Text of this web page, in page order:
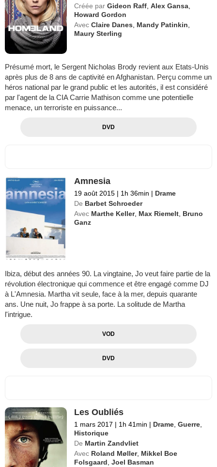
Créée par Gideon Raff ,Alex Gansa
Howard Gordon
Avec Claire Danes Mandy Patinkin
Maury Sterling
Présumé mort, le Sergent Nicholas Brody revient aux Etats-Unis
après plus de 8 ans de captivité en Afghanistan. Perçu comme un
héros national par le grand public et les autorités, il est considéré
par l'agent de la CIA Carrie Mathison comme une potentielle
menace, un terroriste en puissance...
DVD
Amnesia
19 août 2015 | 1h 36min | Drame
De Barbet Schroeder
Avec Marthe Keller, Max Riemelt, Bruno
Ganz
Ibiza, début des années 90. La vingtaine, Jo veut faire partie de la
révolution électronique qui commence et être engagé comme DJ
à L'Amnesia. Martha vit seule, face à la mer, depuis quarante
ans. Une nuit, Jo frappe à sa porte. La solitude de Martha
l'intrigue.
VOD
DVD
Les Oubliés
1 mars 2017 | 1h 41min | Drame,Guerre,
Historique
De Martin Zandvliet
Avec Roland Møller, Mikkel Boe
Folsgaard,Joel Basman